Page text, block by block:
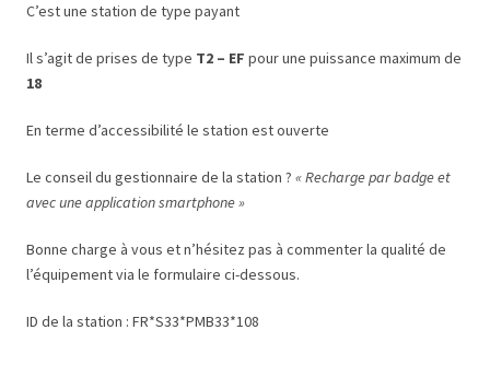
C’est une station de type payant
Il s’agit de prises de type T2 – EF pour une puissance maximum de
18
En terme d’accessibilité le station est ouverte
Le conseil du gestionnaire de la station ? « Recharge par badge et
avec une application smartphone »
Bonne charge à vous et n’hésitez pas à commenter la qualité de
l’équipement via le formulaire ci-dessous.
ID de la station : FR*S33*PMB33*108